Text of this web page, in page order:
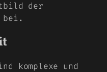
der
bei.
komplexe und